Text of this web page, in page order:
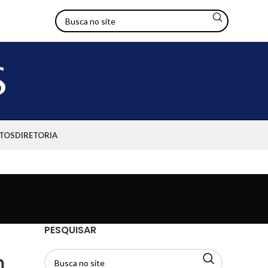
DIRETORIA
PESQUISAR